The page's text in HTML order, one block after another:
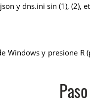
y dns.ini sin (1), (2),
y presione